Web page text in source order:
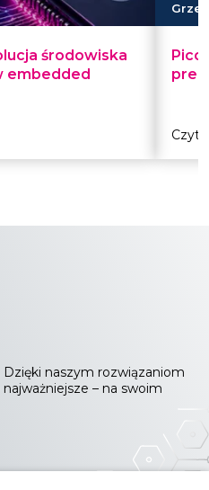
środowiska
embedded
naszym rozwiązaniom
– na swoim